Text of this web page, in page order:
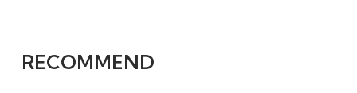
RECOMMEND